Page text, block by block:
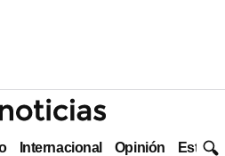
Internacional Opinión Estilo